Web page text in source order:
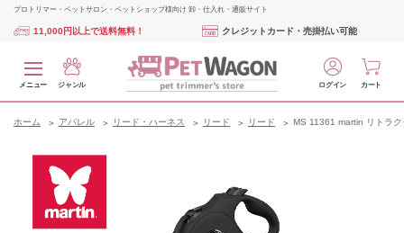
プロトリマー・ペットサロン・ペットショップ様向け 卸・仕入れ・通販サイト
11,000円以上で送料無料！ クレジットカード・売掛払い可能
メニュー ジャンル ログイン カート
ホーム アパレル リード・ハーネス リード リード MS 11361 martin リトラ